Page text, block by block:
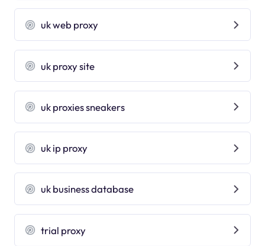
uk web proxy
uk proxy site
uk proxies sneakers
uk ip proxy
uk business database
trial proxy